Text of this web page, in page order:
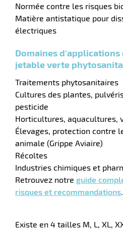
Normée contre les risques
Matière antistatique pour
électriques
Domaines d'applications
jetable verte
Traitements phytosanitaires
Cultures des plantes,
pesticide
Horticultures, aquacultures,
Élevages, protection contre
animale (Grippe Aviaire)
Récoltes
Industries chimiques et
Retrouvez notre guide
risques et recommandations.
Existe en 4 tailles M, L, XL,